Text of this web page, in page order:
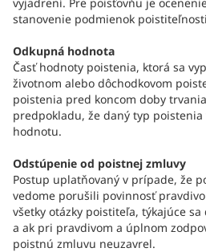
stanovenie podmienok
Odkupná hodnota
Časť hodnoty poistenia, ktorá sa
životnom alebo dôchodkovom
poistenia pred koncom doby
predpokladu, že daný typ
hodnotu.
Odstúpenie od poistnej zmluvy
Postup uplatňovaný v prípade, že
vedome porušili povinnosť
všetky otázky poistiteľa, týkajúce
a ak pri pravdivom a úplnom
poistnú zmluvu neuzavrel.